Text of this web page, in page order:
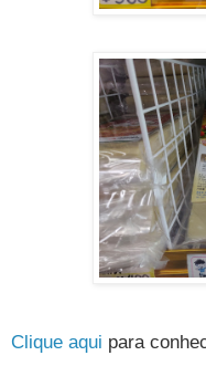
Clique aqui para